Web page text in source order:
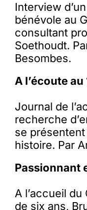
Interview
bénévole au
consultant
Soethoudt.
Besombes.
A l’écoute au
Journal de
recherche
se présentent
histoire. Par
Passionnant
A l’accueil du
de six ans,